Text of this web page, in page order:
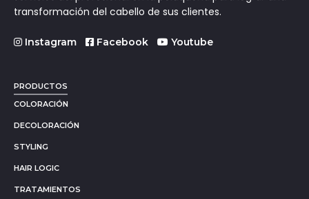
transformación del cabello de sus clientes.
Instagram Facebook Youtube
PRODUCTOS
COLORACIÓN
DECOLORACIÓN
STYLING
HAIR LOGIC
TRATAMIENTOS